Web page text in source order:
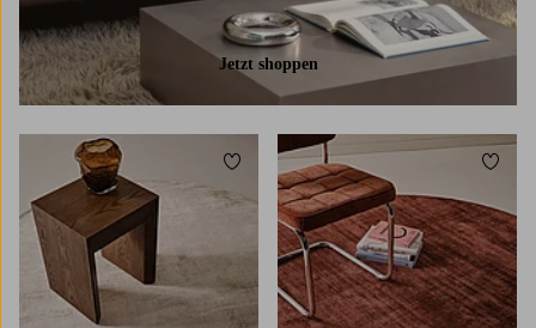
Jetzt shoppen
Zu Favoriten hinzufügen Zu